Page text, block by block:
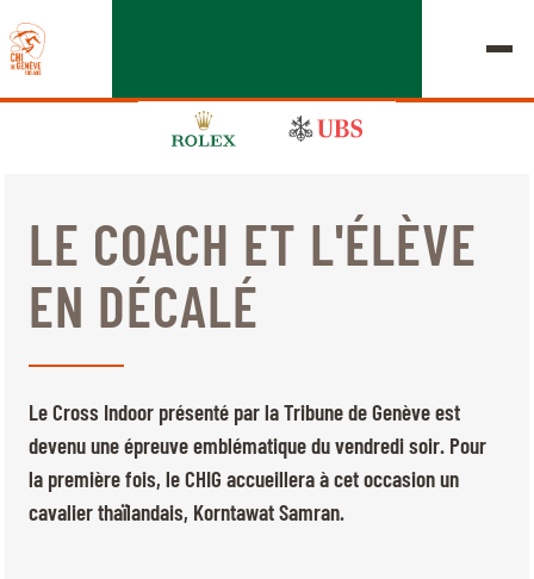
ÉDITION 2026
LE CHIG
MULTIMÉDIA
LIENS RAPIDES
ACCUEIL
EXPOSANTS
DÉPARTS & RÉSULTATS
Jeudi, 17 Septembre 2026
LE COACH ET L'ÉLÈVE
EN DÉCALÉ
Le Cross Indoor présenté par la Tribune de Genève est
devenu une épreuve emblématique du vendredi soir. Pour
la première fois, le CHIG accueillera à cet occasion un
cavalier thaïlandais, Korntawat Samran.